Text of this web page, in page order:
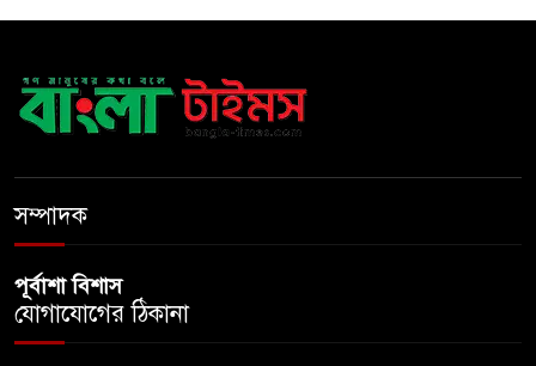
বাংলাদেশে এলো থাইল্যান্ডের শীর্ষ
কফি ব্র্যান্ড ‘ক্যাফে আমাজন
সম্পাদক
পূর্বাশা বিশাস
যোগাযোগের ঠিকানা